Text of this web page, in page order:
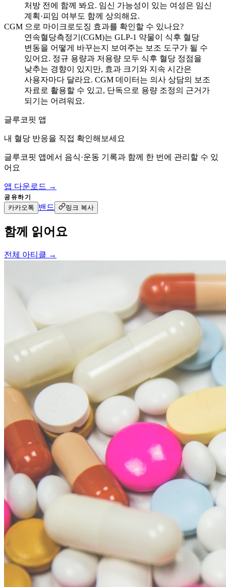
처방 전에 함께 봐요. 임신 가능성이 있는 여성은 임신
계획·피임 여부도 함께 상의해요.
CGM 으로 마이크로도징 효과를 확인할 수 있나요?
연속혈당측정기(CGM)는 GLP-1 약물이 식후 혈당
변동을 어떻게 바꾸는지 보여주는 보조 도구가 될 수
있어요. 정규 용량과 저용량 모두 식후 혈당 정점을
낮추는 경향이 있지만, 효과 크기와 지속 시간은
사용자마다 달라요. CGM 데이터는 의사 상담의 보조
자료로 활용할 수 있고, 단독으로 용량 조정의 근거가
되기는 어려워요.
글루코핏 앱
내 혈당 반응을 직접 확인해보세요
글루코핏 앱에서 음식·운동 기록과 함께 한 번에 관리할 수 있
어요
앱 다운로드 →
공유하기
카카오톡 밴드 링크 복사
함께 읽어요
전체 아티클 →